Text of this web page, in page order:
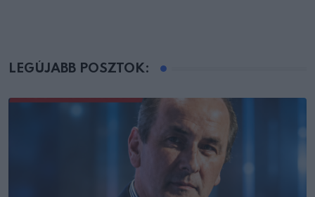
LEGÚJABB POSZTOK: